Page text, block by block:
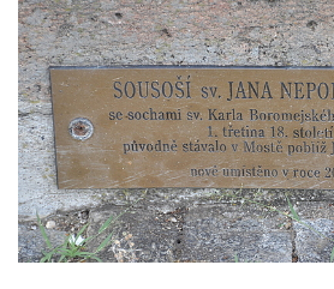
Sloup Nejsvětější Trojice ve Šluknově
Sloup Nejsvětější Trojice v Kadani